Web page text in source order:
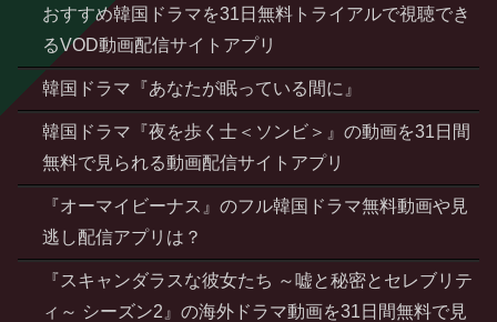
おすすめ韓国ドラマを31日無料トライアルで視聴でき
るVOD動画配信サイトアプリ
韓国ドラマ『あなたが眠っている間に』
韓国ドラマ『夜を歩く士＜ソンビ＞』の動画を31日間
無料で見られる動画配信サイトアプリ
『オーマイビーナス』のフル韓国ドラマ無料動画や見
逃し配信アプリは？
『スキャンダラスな彼女たち ～嘘と秘密とセレブリテ
ィ～ シーズン2』の海外ドラマ動画を31日間無料で見